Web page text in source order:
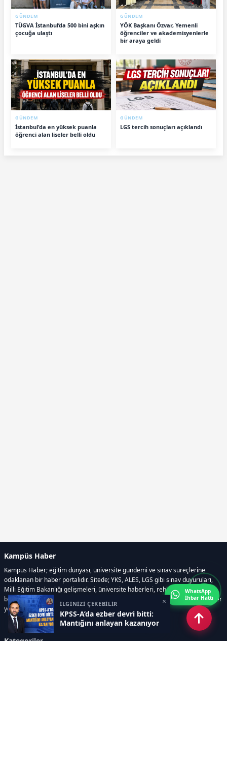
GÜNDEM
TÜGVA İstanbul’da 500 bini aşkın
çocuğa ulaştı
GÜNDEM
YÖK Başkanı Özvar, Yemenli
öğrenciler ve akademisyenlerle
bir araya geldi
GÜNDEM
İstanbul'da en yüksek puanla
öğrenci alan liseler belli oldu
GÜNDEM
LGS tercih sonuçları açıklandı
İLGİNİZİ ÇEKEBİLİR
KPSS-A’da ezber devri bitti:
Mantığını anlayan kazanıyor
×
Kampüs Haber
Kampüs Haber; eğitim dünyası, üniversite gündemi ve sınav süreçlerine
odaklanan bir haber portalıdır. Sitede; YKS, ALES, LGS gibi sınav duyuruları,
Milli Eğitim Bakanlığı gelişmeleri, üniversite haberleri, rehberlik içerikleri,
bilim ve teknoloji alanındaki yenilikler ile öğrenci yaşamına dair güncel bilgiler
yer alır.
Kategoriler
WhatsApp
İhbar Hattı